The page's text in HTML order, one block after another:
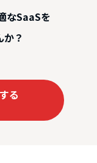
なSaaSを
か？
る